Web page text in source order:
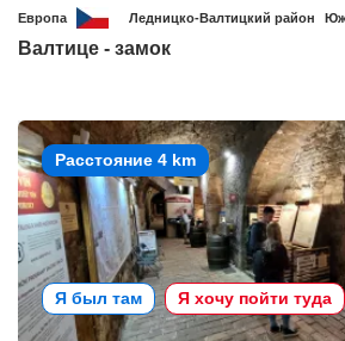
Европа Ледницко-Валтицкий район
Валтице - замок
Расстояние 4 km
Я был там Я хочу пойти туда